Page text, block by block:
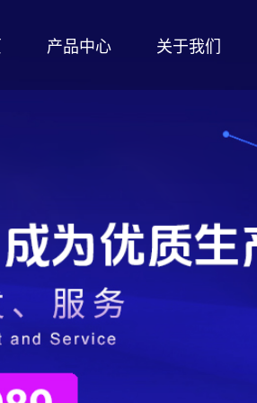
产品中心 关于我们